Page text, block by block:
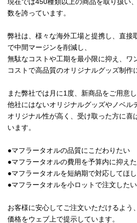
数を誇っています。
弊社は、様々な海外工場と提携し、直接
で中間マージンを削減し、
無駄なコストや工期を最小限に抑え、ワ
コストで高品質のオリジナルグッズ制作
また弊社では月に1度、新商品をご用意し
他社にはないオリジナルグッズやノベル
オリジナル性が高く、受け取った方に喜
います。
●マフラータオルの品質にこだわりたい
●マフラータオルの費用を予算内に抑え
●マフラータオルを短納期で対応してほ
●マフラータオルを小ロットで注文したい
お客様に安心してご注文いただけるよう
価格をウェブ上で提示しています。